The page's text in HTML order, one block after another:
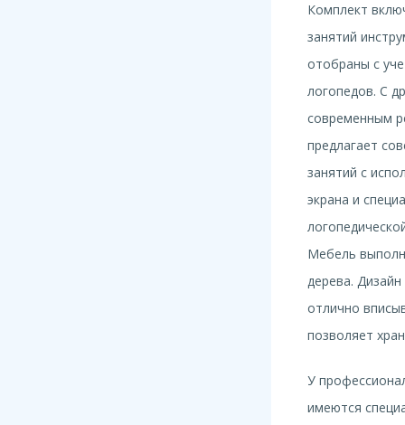
Комплект
занятий
отобраны с
логопедов. С
современным
предлагает
занятий с
экрана и
Мебель
дерева.
отлично
позволяет
У
имеются